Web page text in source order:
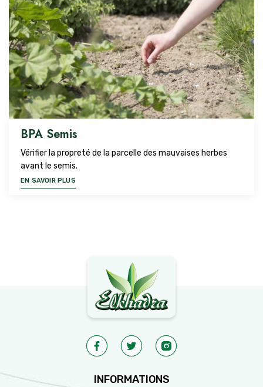
BPA Semis
Vérifier la propreté de la parcelle des mauvaises herbes
avant le semis.
EN SAVOIR PLUS
INFORMATIONS